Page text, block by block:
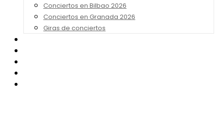
Conciertos en Bilbao 2026
Conciertos en Granada 2026
Giras de conciertos